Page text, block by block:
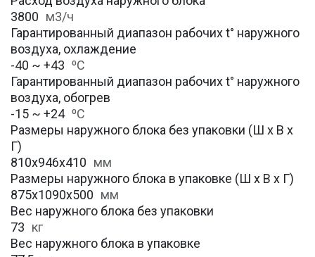
3800 м3/ч
Гарантированный диапазон рабочих t° наружного
воздуха, охлаждение
-40 ~ +43 ⁰С
Гарантированный диапазон рабочих t° наружного
воздуха, обогрев
-15 ~ +24 ⁰С
Размеры наружного блока без упаковки (Ш х В х
Г)
810x946x410 мм
Размеры наружного блока в упаковке (Ш х В х Г)
875x1090x500 мм
Вес наружного блока без упаковки
73 кг
Вес наружного блока в упаковке